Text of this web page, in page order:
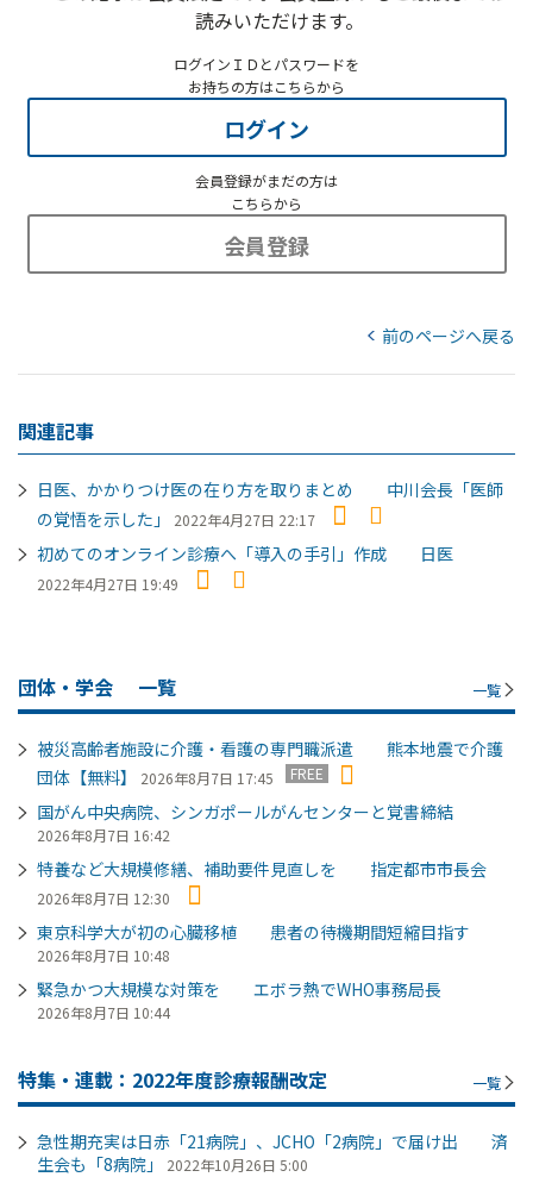
読みいただけます。
ログインＩＤとパスワードを
お持ちの方はこちらから
ログイン
会員登録がまだの方は
こちらから
会員登録
前のページへ戻る
関連記事
日医、かかりつけ医の在り方を取りまとめ 中川会長「医師
の覚悟を示した」
2022年4月27日 22:17
初めてのオンライン診療へ「導入の手引」作成 日医
2022年4月27日 19:49
団体・学会 一覧 一覧
被災高齢者施設に介護・看護の専門職派遣 熊本地震で介護
団体【無料】
2026年8月7日 17:45 FREE
国がん中央病院、シンガポールがんセンターと覚書締結
2026年8月7日 16:42
特養など大規模修繕、補助要件見直しを 指定都市市長会
2026年8月7日 12:30
東京科学大が初の心臓移植 患者の待機期間短縮目指す
2026年8月7日 10:48
緊急かつ大規模な対策を エボラ熱でWHO事務局長
2026年8月7日 10:44
特集・連載：2022年度診療報酬改定 一覧
急性期充実は日赤「21病院」、JCHO「2病院」で届け出 済
生会も「8病院」
2022年10月26日 5:00